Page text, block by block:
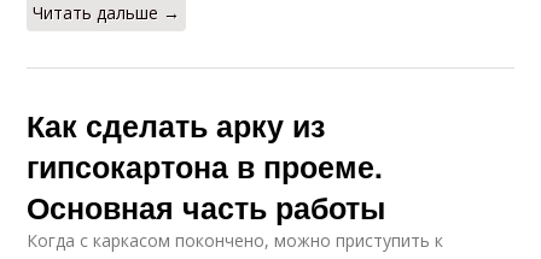
Читать дальше →
Как сделать арку из
гипсокартона в проеме.
Основная часть работы
Когда с каркасом покончено, можно приступить к